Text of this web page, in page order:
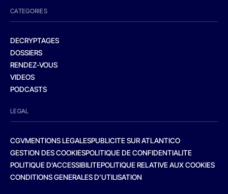
CATEGORIES
DECRYPTAGES
DOSSIERS
RENDEZ-VOUS
VIDEOS
PODCASTS
LEGAL
CGVMENTIONS LEGALESPUBLICITE SUR ATLANTICO
GESTION DES COOKIESPOLITIQUE DE CONFIDENTIALITE
POLITIQUE D’ACCESSIBILITEPOLITIQUE RELATIVE AUX COOKIES
CONDITIONS GENERALES D’UTILISATION